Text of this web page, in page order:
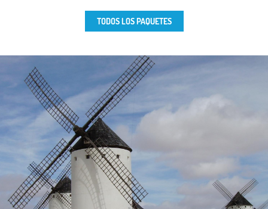
TODOS LOS PAQUETES